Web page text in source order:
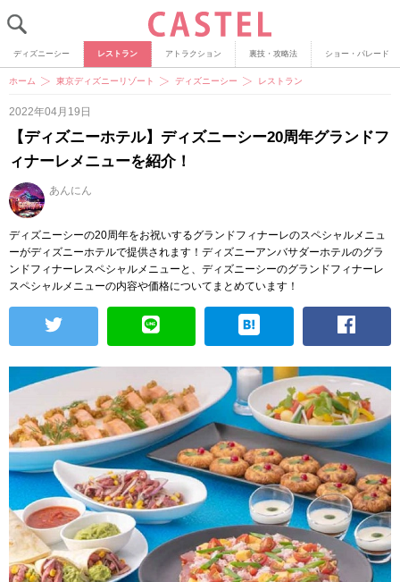
ディズニーシー レストラン アトラクション 裏技・攻略法 ショー・パレード
ホーム 東京ディズニーリゾート ディズニーシー レストラン
2022年04月19日
【ディズニーホテル】ディズニーシー20周年グランドフ
ィナーレメニューを紹介！
あんにん
ディズニーシーの20周年をお祝いするグランドフィナーレのスペシャルメニュ
ーがディズニーホテルで提供されます！ディズニーアンバサダーホテルのグラ
ンドフィナーレスペシャルメニューと、ディズニーシーのグランドフィナーレ
スペシャルメニューの内容や価格についてまとめています！